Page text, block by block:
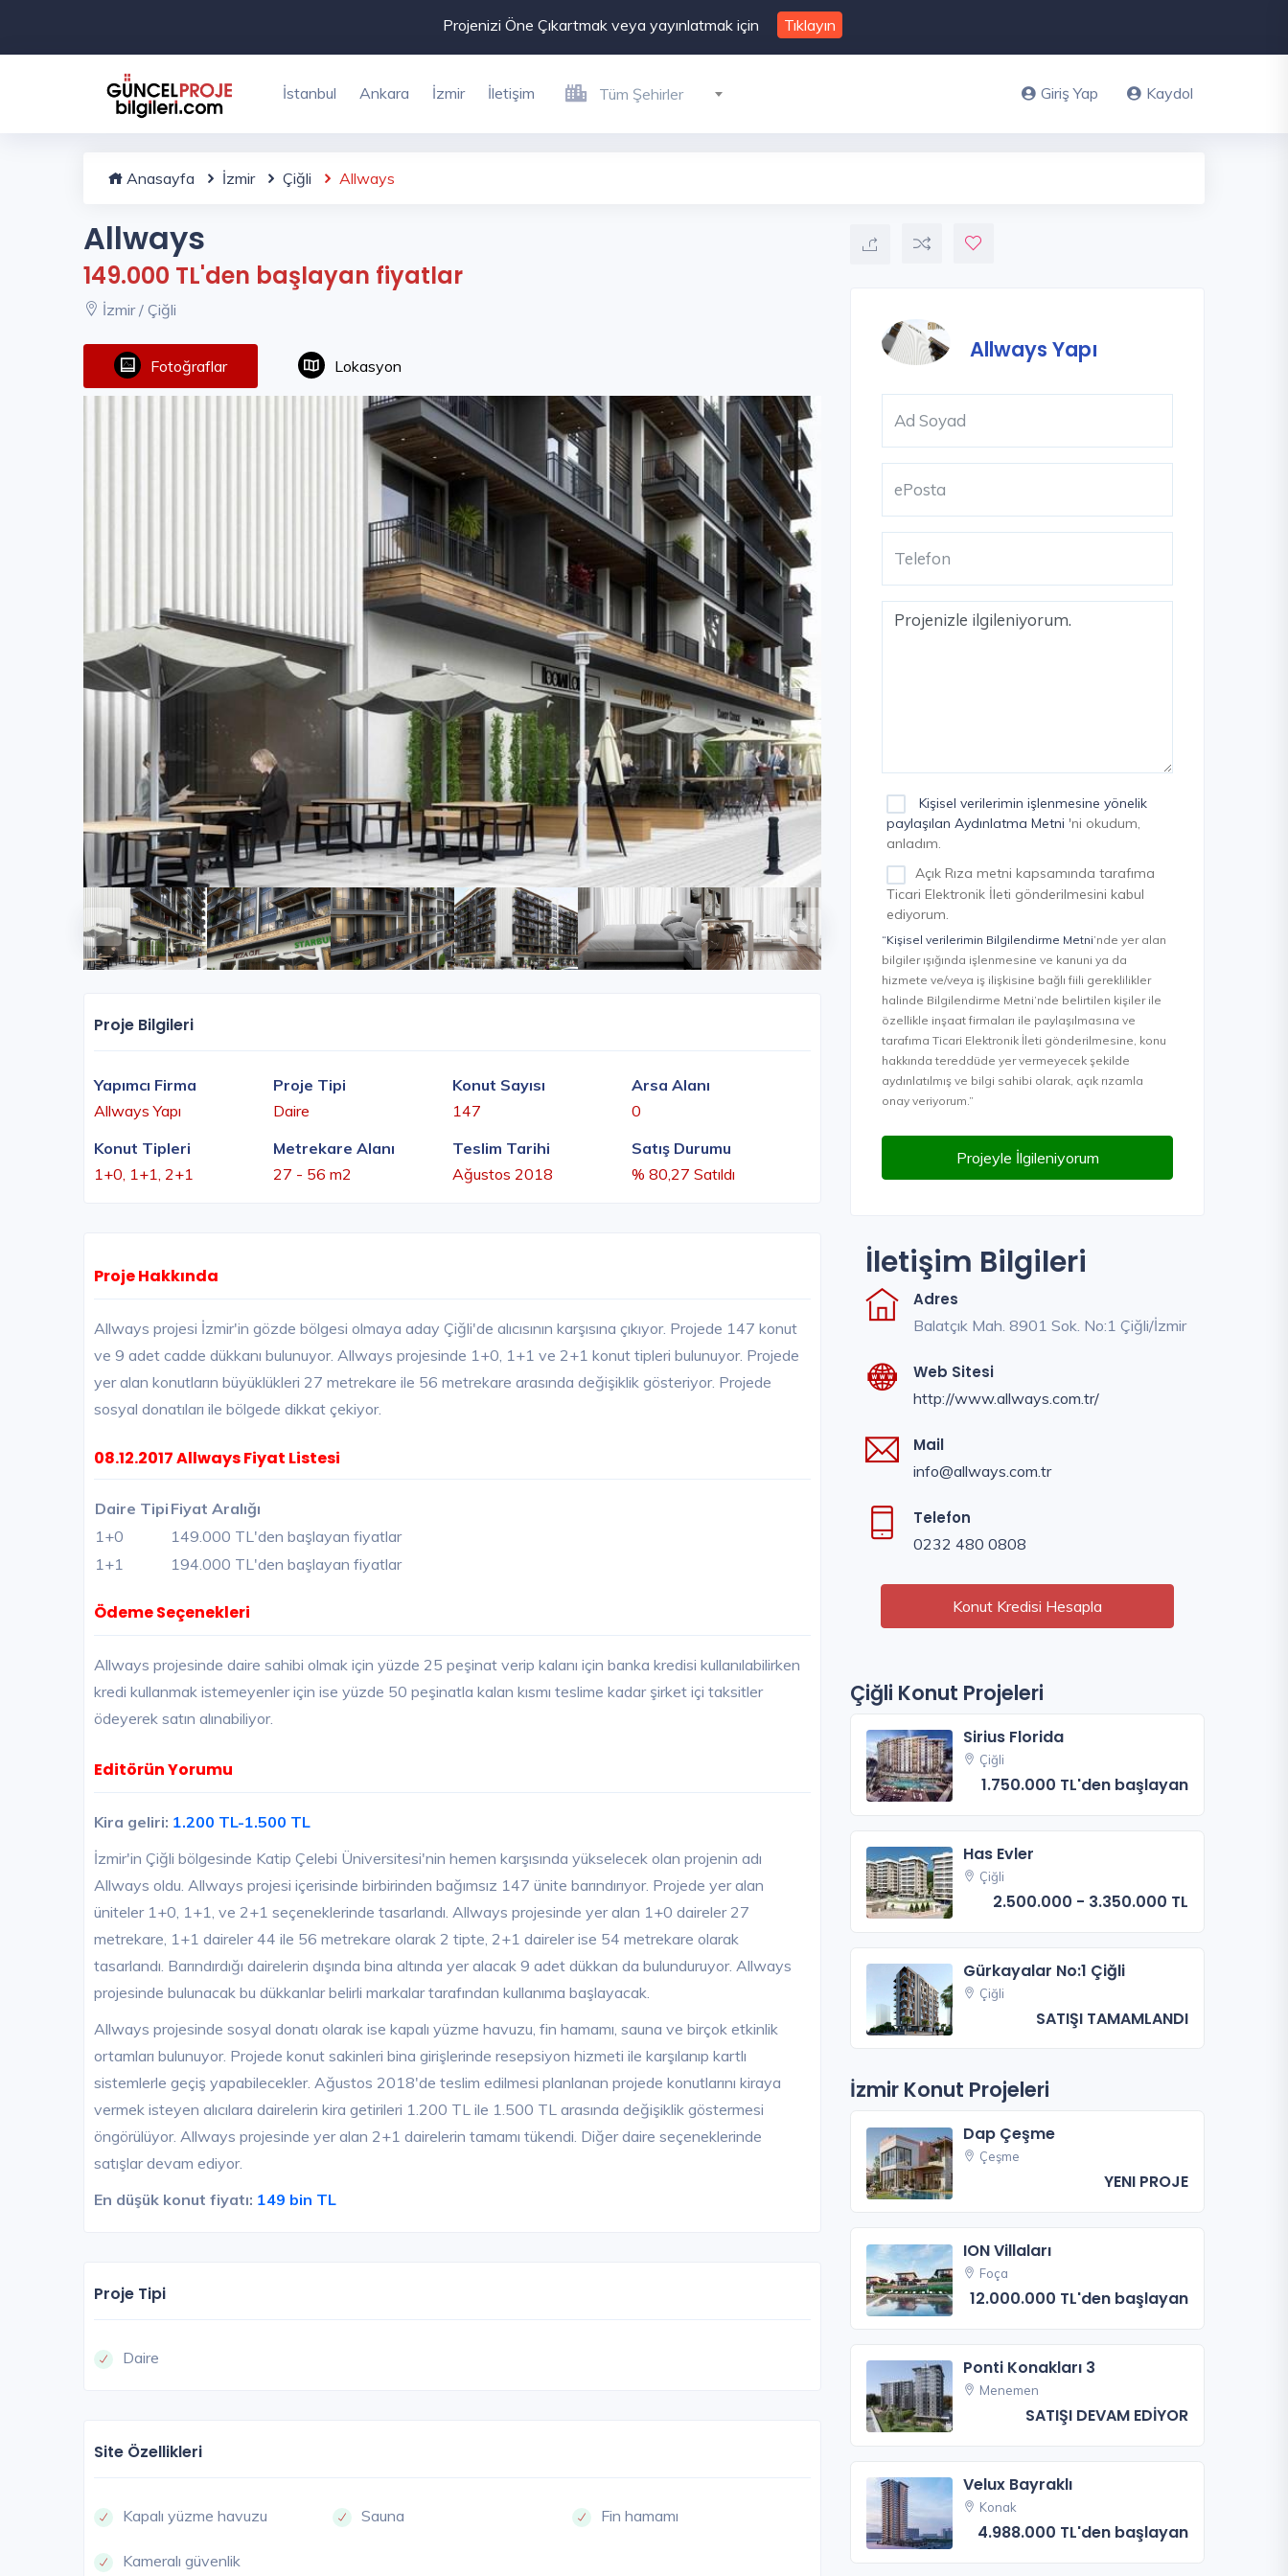
Projenizi Öne Çıkartmak veya yayınlatmak için Tıklayın
İstanbul Ankara İzmir İletişim Tüm Şehirler Giriş Yap Kaydol
Anasayfa İzmir Çiğli Allways
Allways
149.000 TL'den başlayan fiyatlar
İzmir / Çiğli
Fotoğraflar Lokasyon
Proje Bilgileri
Yapımcı Firma
Allways Yapı
Proje Tipi
Daire
Konut Sayısı
147
Arsa Alanı
0
Konut Tipleri
1+0, 1+1, 2+1
Metrekare Alanı
27 - 56 m2
Teslim Tarihi
Ağustos 2018
Satış Durumu
% 80,27 Satıldı
Proje Hakkında
Allways projesi İzmir'in gözde bölgesi olmaya aday Çiğli'de alıcısının karşısına çıkıyor. Projede 147 konut
ve 9 adet cadde dükkanı bulunuyor. Allways projesinde 1+0, 1+1 ve 2+1 konut tipleri bulunuyor. Projede
yer alan konutların büyüklükleri 27 metrekare ile 56 metrekare arasında değişiklik gösteriyor. Projede
sosyal donatıları ile bölgede dikkat çekiyor.
08.12.2017 Allways Fiyat Listesi
Daire Tipi Fiyat Aralığı
1+0
149.000 TL'den başlayan fiyatlar
1+1
194.000 TL'den başlayan fiyatlar
Ödeme Seçenekleri
Allways projesinde daire sahibi olmak için yüzde 25 peşinat verip kalanı için banka kredisi kullanılabilirken
kredi kullanmak istemeyenler için ise yüzde 50 peşinatla kalan kısmı teslime kadar şirket içi taksitler
ödeyerek satın alınabiliyor.
Editörün Yorumu
Kira geliri: 1.200 TL-1.500 TL
İzmir'in Çiğli bölgesinde Katip Çelebi Üniversitesi'nin hemen karşısında yükselecek olan projenin adı
Allways oldu. Allways projesi içerisinde birbirinden bağımsız 147 ünite barındırıyor. Projede yer alan
üniteler 1+0, 1+1, ve 2+1 seçeneklerinde tasarlandı. Allways projesinde yer alan 1+0 daireler 27
metrekare, 1+1 daireler 44 ile 56 metrekare olarak 2 tipte, 2+1 daireler ise 54 metrekare olarak
tasarlandı. Barındırdığı dairelerin dışında bina altında yer alacak 9 adet dükkan da bulunduruyor. Allways
projesinde bulunacak bu dükkanlar belirli markalar tarafından kullanıma başlayacak.
Allways projesinde sosyal donatı olarak ise kapalı yüzme havuzu, fin hamamı, sauna ve birçok etkinlik
ortamları bulunuyor. Projede konut sakinleri bina girişlerinde resepsiyon hizmeti ile karşılanıp kartlı
sistemlerle geçiş yapabilecekler. Ağustos 2018'de teslim edilmesi planlanan projede konutlarını kiraya
vermek isteyen alıcılara dairelerin kira getirileri 1.200 TL ile 1.500 TL arasında değişiklik göstermesi
öngörülüyor. Allways projesinde yer alan 2+1 dairelerin tamamı tükendi. Diğer daire seçeneklerinde
satışlar devam ediyor.
En düşük konut fiyatı: 149 bin TL
Proje Tipi
Daire
Site Özellikleri
Kapalı yüzme havuzu Sauna Fin hamamı
Kameralı güvenlik
Allways Yapı
Kişisel verilerimin işlenmesine yönelik
paylaşılan Aydınlatma Metni 'ni okudum,
anladım.
Açık Rıza metni kapsamında tarafıma
Ticari Elektronik İleti gönderilmesini kabul
ediyorum.
“Kişisel verilerimin Bilgilendirme Metni’nde yer alan
bilgiler ışığında işlenmesine ve kanuni ya da
hizmete ve/veya iş ilişkisine bağlı fiili gereklilikler
halinde Bilgilendirme Metni’nde belirtilen kişiler ile
özellikle inşaat firmaları ile paylaşılmasına ve
tarafıma Ticari Elektronik İleti gönderilmesine, konu
hakkında tereddüde yer vermeyecek şekilde
aydınlatılmış ve bilgi sahibi olarak, açık rızamla
onay veriyorum.”
Projeyle İlgileniyorum
İletişim Bilgileri
Adres
Balatçık Mah. 8901 Sok. No:1 Çiğli/İzmir
Web Sitesi
http://www.allways.com.tr/
Mail
info@allways.com.tr
Telefon
0232 480 0808
Konut Kredisi Hesapla
Çiğli Konut Projeleri
Sirius Florida
Çiğli
1.750.000 TL'den başlayan
Has Evler
Çiğli
2.500.000 - 3.350.000 TL
Gürkayalar No:1 Çiğli
Çiğli
SATIŞI TAMAMLANDI
İzmir Konut Projeleri
Dap Çeşme
Çeşme
YENI PROJE
ION Villaları
Foça
12.000.000 TL'den başlayan
Ponti Konakları 3
Menemen
SATIŞI DEVAM EDİYOR
Velux Bayraklı
Konak
4.988.000 TL'den başlayan